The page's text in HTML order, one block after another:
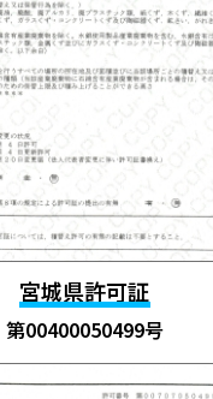
宮城県許可証
第00400050499号